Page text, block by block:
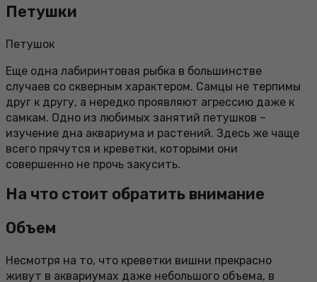
Петушки
Петушок
Еще одна лабиринтовая рыбка в большинстве
случаев со скверным характером. Самцы не терпимы
друг к другу, а нередко проявляют агрессию даже к
самкам. Одно из любимых занятий петушков –
изучение дна аквариума и растений. Здесь же чаще
всего прячутся и креветки, которыми они
совершенно не прочь закусить.
На что стоит обратить внимание
Объем
Несмотря на то, что креветки вишни прекрасно
живут в аквариумах даже небольшого объема, в